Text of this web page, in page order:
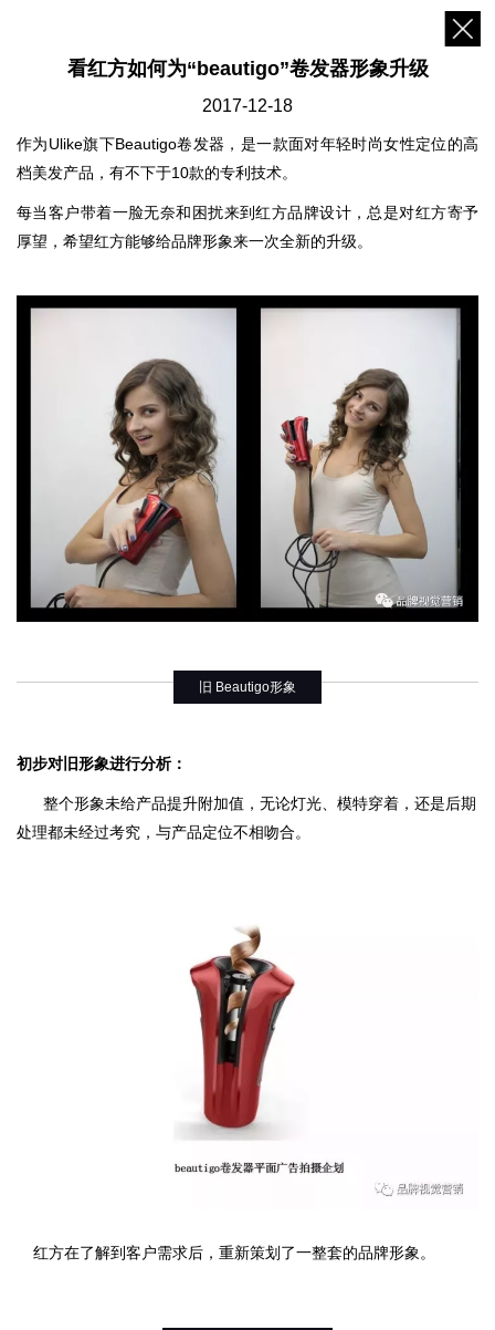
看红方如何为“beautigo”卷发器形象升级
2017-12-18
作为Ulike旗下Beautigo卷发器，是一款面对年轻时尚女性定位的高
档美发产品，有不下于10款的专利技术。
每当客户带着一脸无奈和困扰来到红方品牌设计，总是对红方寄予
厚望，希望红方能够给品牌形象来一次全新的升级。
旧 Beautigo形象
初步对旧形象进行分析：
整个形象未给产品提升附加值，无论灯光、模特穿着，还是后期
处理都未经过考究，与产品定位不相吻合。
红方在了解到客户需求后，重新策划了一整套的品牌形象。